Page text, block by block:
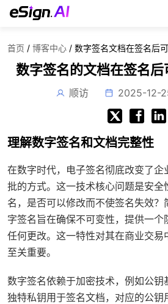
首页 / 博客中心 / 数字签名文档在签名后
数字签名的文档在签名后
顺访 2025-12-
理解数字签名和文档完整性
在数字时代，电子签名彻底改变了企
批的方式。这一技术核心问题是安全
名，是否可以修改而不使签名失效
字签名旨在确保不可变性，提供一个
任何更改。这一特性对其在商业交易
至关重要。
数字签名依赖于加密技术，例如公钥
独特私钥用于签名文档，对应的公钥